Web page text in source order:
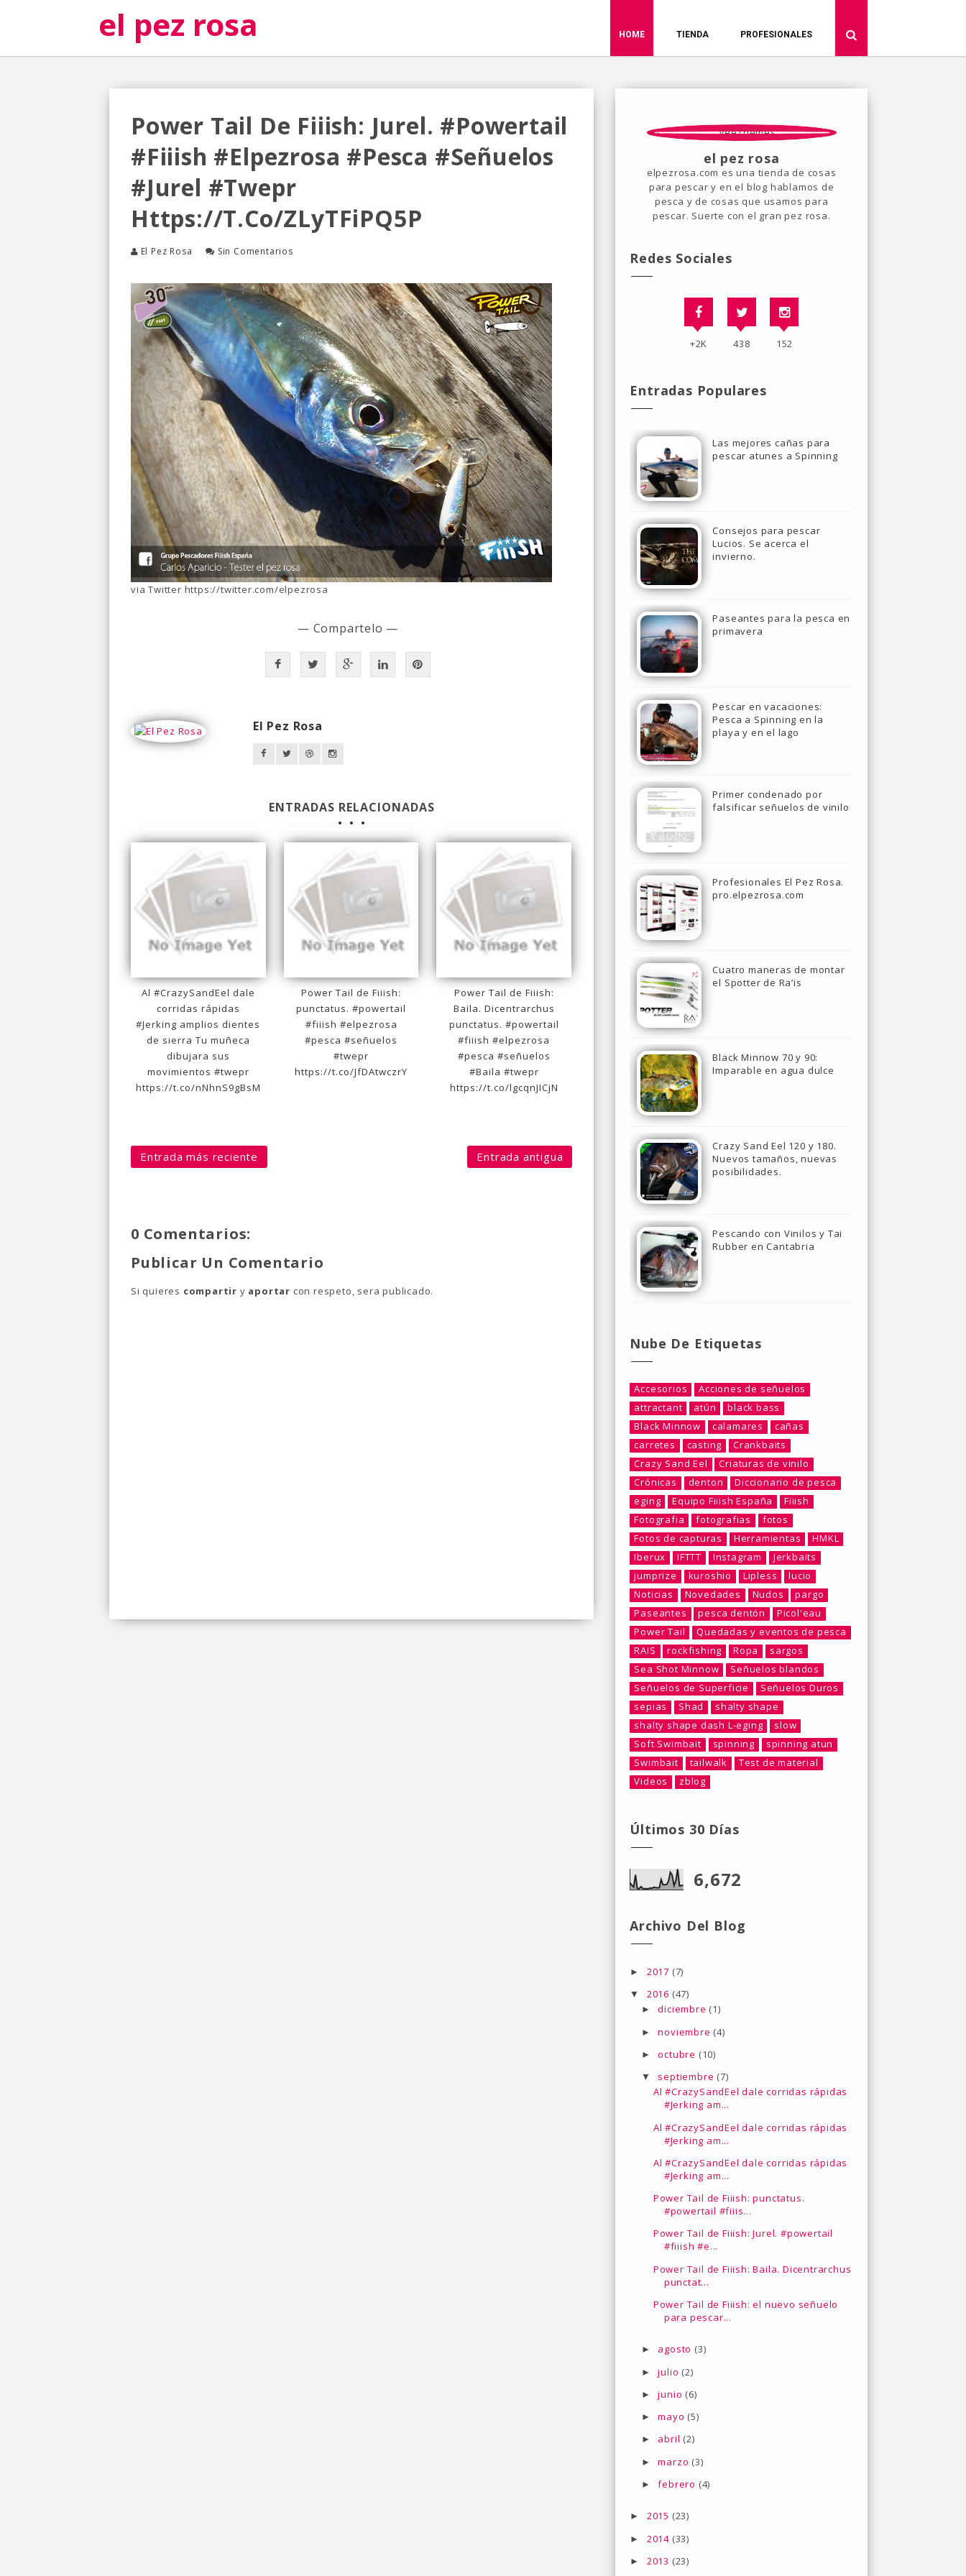
el pez rosa HOME TIENDA PROFESIONALES
Power Tail De Fiiish: Jurel. #powertail
#fiiish #elpezrosa #pesca #señuelos
#jurel #twepr
Https://t.co/ZLyTFiPQ5P
El Pez Rosa Sin Comentarios
via Twitter https://twitter.com/elpezrosa
— Compartelo —
El Pez Rosa
ENTRADAS RELACIONADAS
Al #CrazySandEel dale
corridas rápidas
#Jerking amplios dientes
de sierra Tu muñeca
dibujara sus
movimientos #twepr
https://t.co/nNhnS9gBsM
Power Tail de Fiiish:
punctatus. #powertail
#fiiish #elpezrosa
#pesca #señuelos
#twepr
https://t.co/JfDAtwczrY
Power Tail de Fiiish:
Baila. Dicentrarchus
punctatus. #powertail
#fiiish #elpezrosa
#pesca #señuelos
#Baila #twepr
https://t.co/lgcqnJICjN
Entrada más reciente Entrada antigua
0 Comentarios:
Publicar Un Comentario
Si quieres compartir y aportar con respeto, sera publicado.
el pez rosa
elpezrosa.com es una tienda de cosas
para pescar y en el blog hablamos de
pesca y de cosas que usamos para
pescar. Suerte con el gran pez rosa.
Redes Sociales
+2K 438 152
Entradas Populares
Las mejores cañas para
pescar atunes a Spinning
Consejos para pescar
Lucios. Se acerca el
invierno.
Paseantes para la pesca en
primavera
Pescar en vacaciones:
Pesca a Spinning en la
playa y en el lago
Primer condenado por
falsificar señuelos de vinilo
Profesionales El Pez Rosa.
pro.elpezrosa.com
Cuatro maneras de montar
el Spotter de Ra’is
Black Minnow 70 y 90:
Imparable en agua dulce
Crazy Sand Eel 120 y 180.
Nuevos tamaños, nuevas
posibilidades.
Pescando con Vinilos y Tai
Rubber en Cantabria
Nube De Etiquetas
Accesorios
Acciones de señuelos
attractant
atún
black bass
Black Minnow
calamares
cañas
carretes
casting
Crankbaits
Crazy Sand Eel
Criaturas de vinilo
Crónicas
denton
Diccionario de pesca
eging
Equipo Fiiish España
Fiiish
Fotografia
fotografias
fotos
Fotos de capturas
Herramientas
HMKL
Iberux
IFTTT Instagram
Jerkbaits
jumprize
kuroshio Lipless
lucio
Noticias
Novedades Nudos
pargo
Paseantes
pesca dentón
Picol'eau
Power Tail
Quedadas y eventos de pesca
RAIS
rockfishing Ropa
sargos
Sea Shot Minnow
Señuelos blandos
Señuelos de Superficie
Señuelos Duros
sepias
Shad
shalty shape
shalty shape dash L-eging
slow
Soft Swimbait
spinning
spinning atun
Swimbait
tailwalk
Test de material
Videos
zblog
Últimos 30 Días
6,672
Archivo Del Blog
► 2017 (7)
▼ 2016 (47)
►diciembre (1)
►noviembre (4)
►octubre (10)
▼ septiembre (7)
Al #CrazySandEel dale corridas rápidas
#Jerking am...
Al #CrazySandEel dale corridas rápidas
#Jerking am...
Al #CrazySandEel dale corridas rápidas
#Jerking am...
Power Tail de Fiiish: punctatus.
#powertail #fiiis...
Power Tail de Fiiish: Jurel. #powertail
#fiiish #e...
Power Tail de Fiiish: Baila. Dicentrarchus
punctat...
Power Tail de Fiiish: el nuevo señuelo
para pescar...
► agosto (3)
►julio (2)
►junio (6)
►mayo (5)
► abril (2)
►marzo (3)
►febrero (4)
► 2015 (23)
► 2014 (33)
► 2013 (23)